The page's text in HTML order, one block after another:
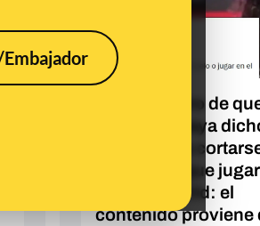
No hay rastro de
Cucurella haya
que prefería
pelo antes que
el Real Madrid: el
contenido proviene